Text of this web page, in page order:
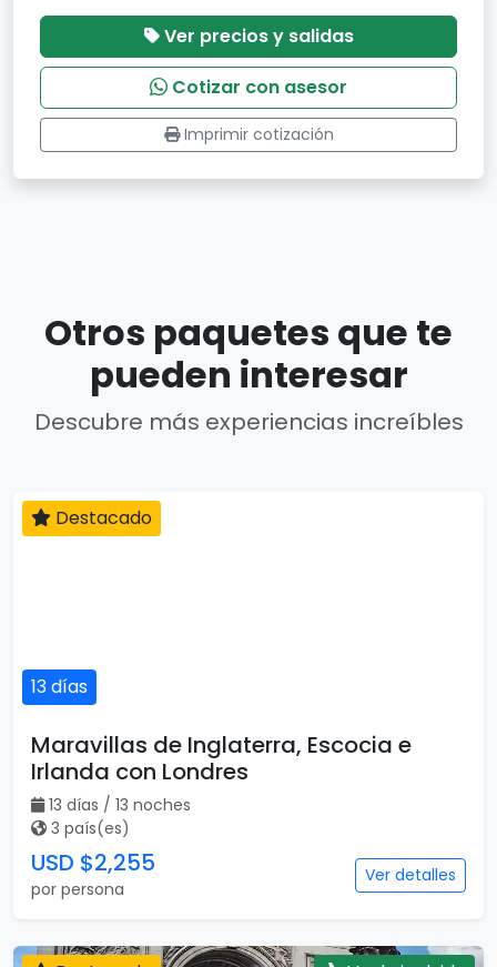
Ver precios y salidas
Cotizar con asesor
Imprimir cotización
Otros paquetes que te
pueden interesar
Descubre más experiencias increíbles
13 días
Destacado
Maravillas de Inglaterra, Escocia e
Irlanda con Londres
13 días / 13 noches
3 país(es)
USD $2,255
por persona
Ver detalles